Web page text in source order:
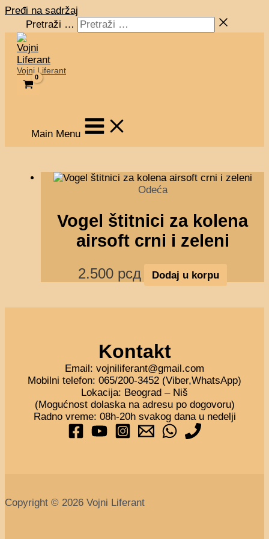
Pređi na sadržaj
Pretraži …
Vojni Liferant
Main Menu
Odeća
Vogel štitnici za kolena
airsoft crni i zeleni
2.500 рсд Dodaj u korpu
Kontakt
Email: vojniliferant@gmail.com
Mobilni telefon: 065/200-3452 (Viber,WhatsApp)
Lokacija: Beograd – Niš
(Mogućnost dolaska na adresu po dogovoru)
Radno vreme: 08h-20h svakog dana u nedelji
Copyright © 2026 Vojni Liferant